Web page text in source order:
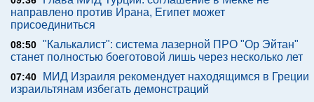
направлено против Ирана, Египет может
присоединиться
08:50 "Калькалист": система лазерной ПРО "Ор Эйтан"
станет полностью боеготовой лишь через несколько лет
07:40
МИД Израиля рекомендует находящимся в Греции
израильтянам избегать демонстраций